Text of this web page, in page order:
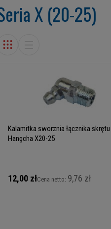
X (20-25)
Kalamitka sworznia łącznika skrętu
Hangcha X20-25
12,00 złCena netto: 9,76 zł